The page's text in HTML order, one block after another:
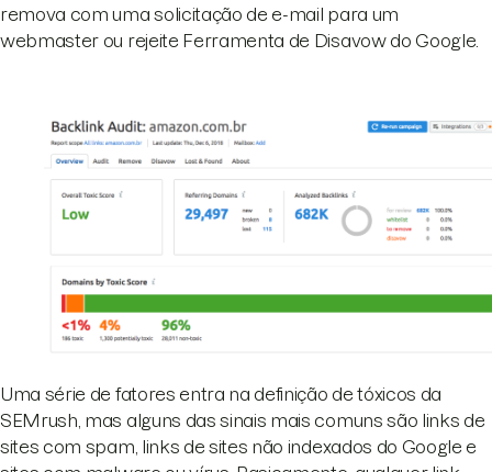
remova com uma solicitação de e-mail para um
webmaster ou rejeite Ferramenta de Disavow do Google.
Uma série de fatores entra na definição de tóxicos da
SEMrush, mas alguns das sinais mais comuns são links de
sites com spam, links de sites não indexados do Google e